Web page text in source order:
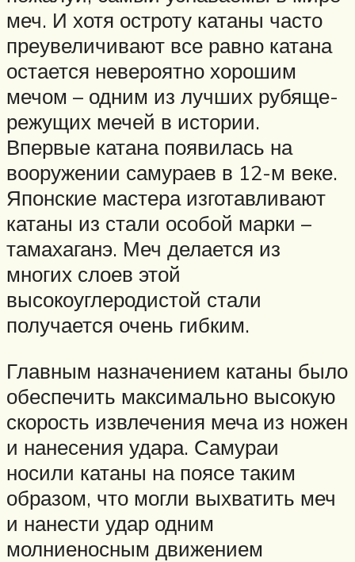
меч. И хотя остроту катаны часто
преувеличивают все равно катана
остается невероятно хорошим
мечом – одним из лучших рубяще-
режущих мечей в истории.
Впервые катана появилась на
вооружении самураев в 12-м веке.
Японские мастера изготавливают
катаны из стали особой марки –
тамахаганэ. Меч делается из
многих слоев этой
высокоуглеродистой стали
получается очень гибким.
Главным назначением катаны было
обеспечить максимально высокую
скорость извлечения меча из ножен
и нанесения удара. Самураи
носили катаны на поясе таким
образом, что могли выхватить меч
и нанести удар одним
молниеносным движением